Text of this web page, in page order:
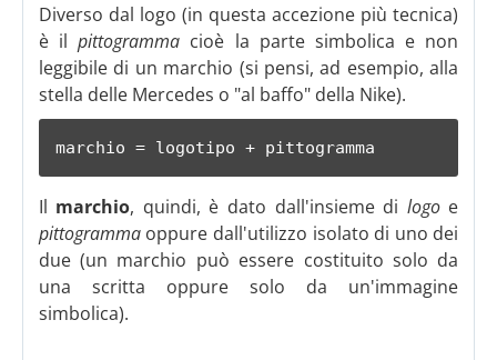
Diverso dal logo (in questa accezione più tecnica)
è ilpittogramma cioè la parte simbolica e non
leggibile di un marchio (si pensi, ad esempio, alla
stella delle Mercedes o "al baffo" della Nike).
marchio = logotipo + pittogramma
Il marchio, quindi, è dato dall'insieme di logoe
pittogrammaoppure dall'utilizzo isolato di uno dei
due (un marchio può essere costituito solo da
una scritta oppure solo da un'immagine
simbolica).